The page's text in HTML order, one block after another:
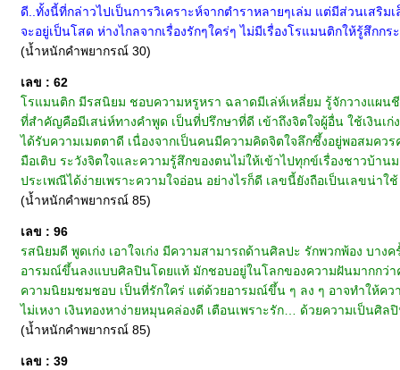
ดี..ทั้งนี้ที่กล่าวไปเป็นการวิเคราะห์จากตำราหลายๆเล่ม แต่มีส่วนเสริ
จะอยู่เป็นโสด ห่างไกลจากเรื่องรักๆใคร่ๆ ไม่มีเรื่องโรแมนติกให้รู้สึก
(น้ำหนักคำพยากรณ์ 30)
เลข : 62
โรแมนติก มีรสนิยม ชอบความหรูหรา ฉลาดมีเล่ห์เหลี่ยม รู้จักวางแผน
ที่สำคัญคือมีเสน่ห์ทางคำพูด เป็นที่ปรึกษาที่ดี เข้าถึงจิตใจผู้อื่น ใช้เงินเ
ได้รับความเมตตาดี เนื่องจากเป็นคนมีความคิดจิตใจลึกซึ้งอยู่พอสมคว
มือเติบ ระวังจิตใจและความรู้สึกของตนไม่ให้เข้าไปทุกข์เรื่องชาวบ้า
ประเพณีได้ง่ายเพราะความใจอ่อน อย่างไรก็ดี เลขนี้ยังถือเป็นเลขน่า
(น้ำหนักคำพยากรณ์ 85)
เลข : 96
รสนิยมดี พูดเก่ง เอาใจเก่ง มีความสามารถด้านศิลปะ รักพวกพ้อง บาง
อารมณ์ขึ้นลงแบบศิลปินโดยแท้ มักชอบอยู่ในโลกของความฝันมากกว่า
ความนิยมชมชอบ เป็นที่รักใคร่ แต่ด้วยอารมณ์ขึ้น ๆ ลง ๆ อาจทำให้คว
ไม่เหงา เงินทองหาง่ายหมุนคล่องดี เตือนเพราะรัก… ด้วยความเป็นศิล
(น้ำหนักคำพยากรณ์ 85)
เลข : 39